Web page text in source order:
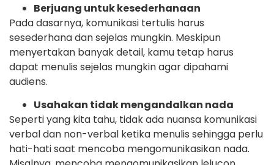
Berjuang untuk kesederhanaan
Pada dasarnya, komunikasi tertulis harus
sesederhana dan sejelas mungkin. Meskipun
menyertakan banyak detail, kamu tetap harus
dapat menulis sejelas mungkin agar dipahami
audiens.
Usahakan tidak mengandalkan nada
Seperti yang kita tahu, tidak ada nuansa komunikasi
verbal dan non-verbal ketika menulis sehingga perlu
hati-hati saat mencoba mengomunikasikan nada.